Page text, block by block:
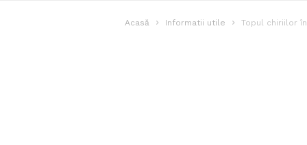
Acasă Informatii utile Topul chiriilor